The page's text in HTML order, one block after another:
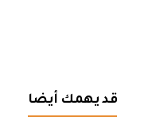
قد يهمك أيضا